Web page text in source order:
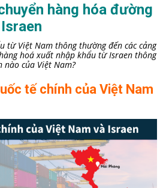
hàng hóa đường
từ Việt Nam thông thường đến các cảng
hoá xuất nhập khẩu từ Israen thông
nào của Việt Nam?
tế chính của Việt Nam